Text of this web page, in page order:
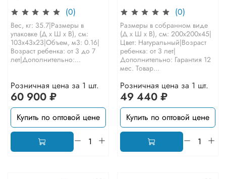
(0)
Вес, кг: 35.7|Размеры в
упаковке (Д х Ш х В), см:
103х43х23|Объем, м3: 0.16|
Возраст ребенка: от 3 до 7
лет|Дополнительно:...
Розничная цена за 1 шт.
60 900 ₽
Купить по оптовой цене
(0)
Размеры в собранном виде
(Д х Ш х В), см: 200х200х45|
Цвет: Натуральный|Возраст
ребенка: от 3 лет|
Дополнительно: Гарантия 12
мес. Товар...
Розничная цена за 1 шт.
49 440 ₽
Купить по оптовой цене